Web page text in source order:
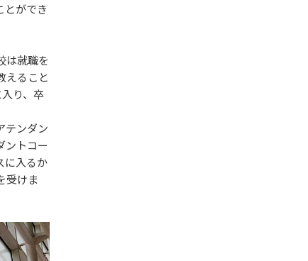
とができ
は就職を
えること
り、卒
テンダン
ントコー
に入るか
受けま